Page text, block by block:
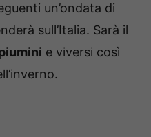
un’ondata di
sull’Italia. Sarà il
e viversi così